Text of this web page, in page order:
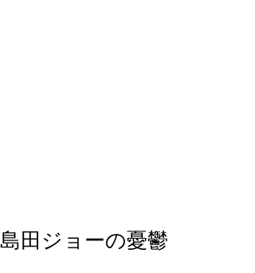
島田ジョーの憂鬱